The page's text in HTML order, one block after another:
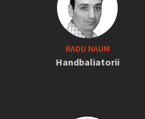
RADU NAUM
Handbaliatorii